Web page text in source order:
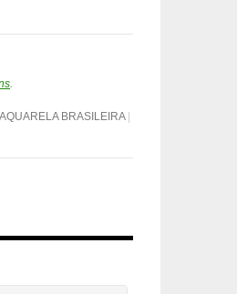
AQUARELA BRASILEIRA